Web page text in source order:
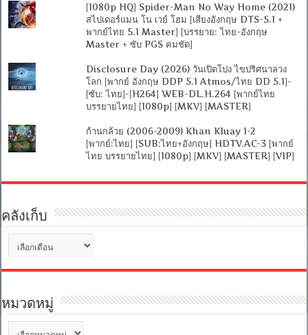
[1080p HQ] Spider-Man No Way Home (2021)
สไปเดอร์แมน โน เวย์ โฮม [เสียงอังกฤษ DTS-5.1 +
พากย์ไทย 5.1 Master] [บรรยาย: ไทย-อังกฤษ
Master + ซับ PGS คมชัด]
Disclosure Day (2026) วันเปิดโปง ไขปริศนาลวง
โลก [พากย์ อังกฤษ DDP 5.1 Atmos/ไทย DD 5.1]-
[ซับ: ไทย]-[H264] WEB-DL.H.264 [พากย์ไทย
บรรยายไทย] [1080p] [MKV] [MASTER]
ก้านกล้วย (2006-2009) Khan Kluay 1-2
[พากย์:ไทย] [SUB:ไทย+อังกฤษ] HDTV.AC-3 [พากย์
ไทย บรรยายไทย] [1080p] [MKV] [MASTER] [VIP]
คลังเก็บ
เก็บ
หมวดหมู่